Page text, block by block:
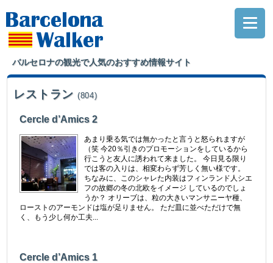
バルセロナの観光で人気のおすすめ情報サイト
レストラン (804)
Cercle d’Amics 2
あまり乗る気では無かったと言うと怒られますが
（笑 今20％引きのプロモーションをしているから
行こうと友人に誘われて来ました。 今日見る限り
では客の入りは、相変わらず芳しく無い様です。
ちなみに、このシャレた内装はフィンランド人シエ
フの故郷の冬の北欧をイメージ しているのでしょ
うか？ オリーブは、粒の大きいマンサニーヤ種、
ローストのアーモンドは塩が足りません。 ただ皿に並べただけで無
く、もう少し何か工夫...
Cercle d’Amics 1